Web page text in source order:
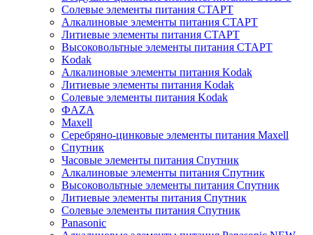
Солевые элементы питания СТАРТ
Алкалиновые элементы питания СТАРТ
Литиевые элементы питания СТАРТ
Высоковольтные элементы питания СТАРТ
Kodak
Алкалиновые элементы питания Kodak
Литиевые элементы питания Kodak
Солевые элементы питания Kodak
ФAZA
Maxell
Серебряно-цинковые элементы питания Maxell
Спутник
Часовые элементы питания Спутник
Алкалиновые элементы питания Спутник
Высоковольтные элементы питания Спутник
Литиевые элементы питания Спутник
Солевые элементы питания Спутник
Panasonic